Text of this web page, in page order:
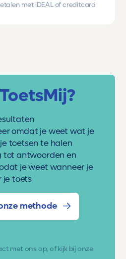
met iDEAL of creditcard
omdat je weet wat je
toetsen te halen
tot antwoorden en
je weet wanneer je
je toets
methode
met ons op, of kijk bij onze